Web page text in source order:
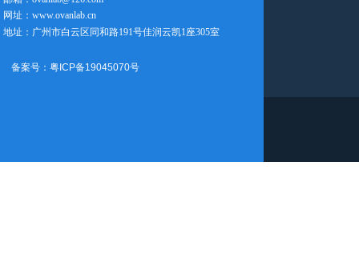
网址：www.ovanlab.cn
地址：广州市白云区同和路191号佳润云凯1座305室
备案号：粤ICP备19045070号